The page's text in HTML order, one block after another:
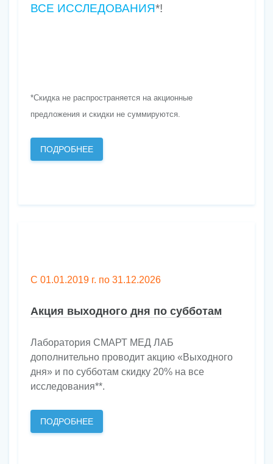
ВСЕ ИССЛЕДОВАНИЯ*!
*Скидка не распространяется на акционные
предложения и скидки не суммируются.
ПОДРОБНЕЕ
С 01.01.2019 г. по 31.12.2026
Акция выходного дня по субботам
Лаборатория СМАРТ МЕД ЛАБ
дополнительно проводит акцию «Выходного
дня» и по субботам скидку 20% на все
исследования**.
ПОДРОБНЕЕ